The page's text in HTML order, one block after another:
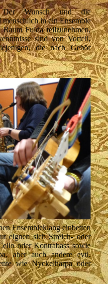
Der Wunsch und die
in ein Ensemble
Fulda teilzunehmen,
sind von Vorteil,
die nach Gehör
Ensembleklang einbetten
eignen sich Streich- oder
oder Kontrabass sowie
aber auch andere evtl.
wie Nyckelharpa oder